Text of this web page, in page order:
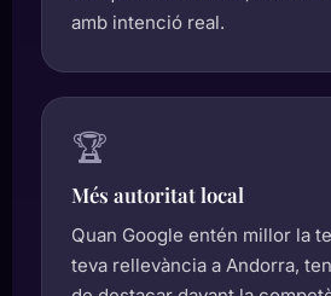
amb intenció real.
🏆
Més autoritat local
Quan Google entén millor la
teva rellevància a Andorra,